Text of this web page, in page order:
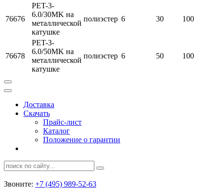
76676
PET-3-
6.0/30MK на
металлической
катушке
полиэстер 6 30 100
76678
PET-3-
6.0/50MK на
металлической
катушке
полиэстер 6 50 100
Доставка
Скачать
Прайс-лист
Каталог
Положение о гарантии
Звоните: +7 (495) 989-52-63